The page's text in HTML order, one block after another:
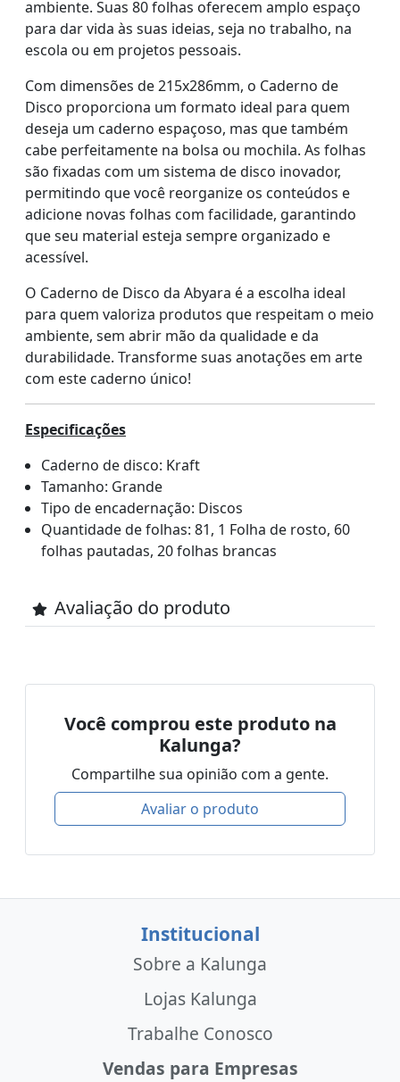
ambiente. Suas 80 folhas oferecem amplo espaço
para dar vida às suas ideias, seja no trabalho, na
escola ou em projetos pessoais.
Com dimensões de 215x286mm, o Caderno de
Disco proporciona um formato ideal para quem
deseja um caderno espaçoso, mas que também
cabe perfeitamente na bolsa ou mochila. As folhas
são fixadas com um sistema de disco inovador,
permitindo que você reorganize os conteúdos e
adicione novas folhas com facilidade, garantindo
que seu material esteja sempre organizado e
acessível.
O Caderno de Disco da Abyara é a escolha ideal
para quem valoriza produtos que respeitam o meio
ambiente, sem abrir mão da qualidade e da
durabilidade. Transforme suas anotações em arte
com este caderno único!
Especificações
Caderno de disco: Kraft
Tamanho: Grande
Tipo de encadernação: Discos
Quantidade de folhas: 81, 1 Folha de rosto, 60
folhas pautadas, 20 folhas brancas
Avaliação do produto
Você comprou este produto na
Kalunga?
Compartilhe sua opinião com a gente.
Avaliar o produto
Institucional
Sobre a Kalunga
Lojas Kalunga
Trabalhe Conosco
Vendas para Empresas